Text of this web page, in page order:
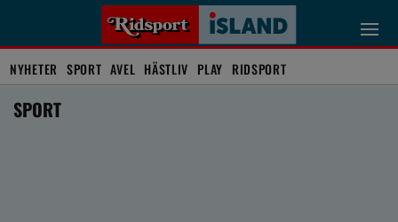
NYHETER SPORT AVEL HÄSTLIV PLAY RIDSPORT
SPORT